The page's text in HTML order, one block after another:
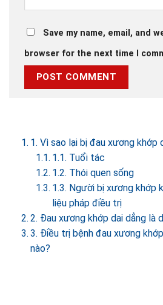
Save my name, email, and
browser for the next time I
1. Vì sao lại bị đau xương khớp
1.1. Tuổi tác
1.2. Thói quen sống
1.3. Người bị xương khớp
liệu pháp điều trị
2. Đau xương khớp dai dẳng là
3. Điều trị bệnh đau xương
nào?